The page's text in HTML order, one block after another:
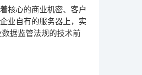
核心的商业机密、客户
业自有的服务器上，实
据监管法规的技术前